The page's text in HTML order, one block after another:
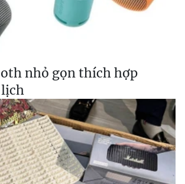
nhỏ gọn thích hợp
lịch